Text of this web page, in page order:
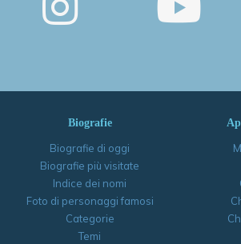
Biografie
Biografie di oggi
Biografie più visitate
Indice dei nomi
Foto di personaggi famosi
Categorie
Temi